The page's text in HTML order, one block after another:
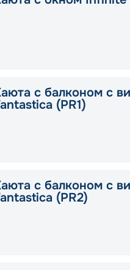
с балконом с
(PR1)
с балконом с
(PR2)